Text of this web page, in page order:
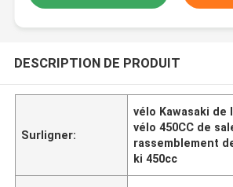
DESCRIPTION DE PRODUIT
Surligner:
vélo Kawasaki de
vélo 450CC de
rassemblement
ki 450cc